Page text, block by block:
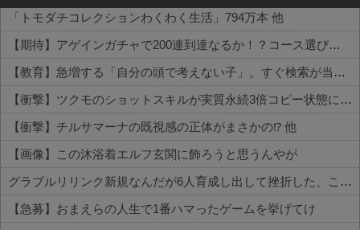
「トモダチコレクションわくわく生活」794万本 他
【期待】アゲインガチャで200連到達なるか！？コース選びの行方 他
【教育】急増する「自分の頭で考えない子」。すぐ検索が当たり前に…スマホ時代の“親切すぎる教育”が奪った力 他
【衝撃】ツクモのショットスキルが実質永続3倍コピー状態に 他
【衝撃】チルサマーナの既視感の正体がまさかの⁉️ 他
【画像】この沐浴着エルフ玄関に飾ろうと思うんやが
グラブルリリンク新規なんだが6人育成し出して挫折した、これ全キャラ育成するのにどんだけかかるの？
【急募】おまえらの人生で1番ハマったゲームを挙げてけ